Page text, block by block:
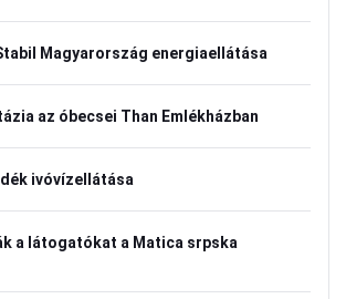
Magyarország energiaellátása
az óbecsei Than Emlékházban
ivóvízellátása
a látogatókat a Matica srpska